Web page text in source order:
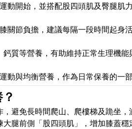
動開始，並搭配股四頭肌及臀腿肌
關節負擔，建議每隔一段時間起身活
質等營養，有助維持正常生理機能
動與均衡營養，作為日常保養的一部
避免長時間爬山、爬樓梯及跪坐
腿前側「股四頭肌」，增加膝蓋穩